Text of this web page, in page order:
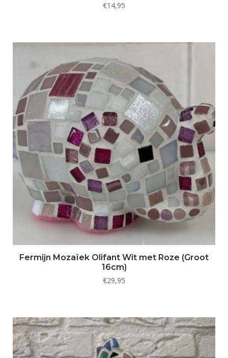
€14,95
Fermijn Mozaïek Olifant Wit met Roze (Groot
16cm)
€29,95